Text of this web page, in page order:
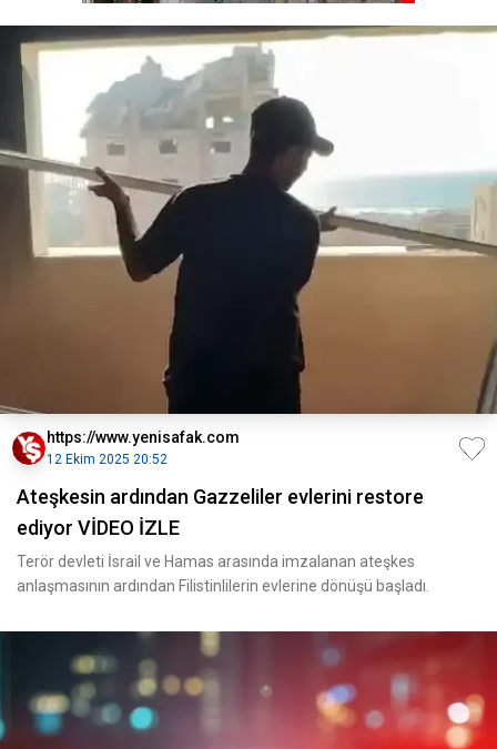
https://www.yenisafak.com
12 Ekim 2025 20:52
Ateşkesin ardından Gazzeliler evlerini restore
ediyor VİDEO İZLE
Terör devleti İsrail ve Hamas arasında imzalanan ateşkes
anlaşmasının ardından Filistinlilerin evlerine dönüşü başladı.